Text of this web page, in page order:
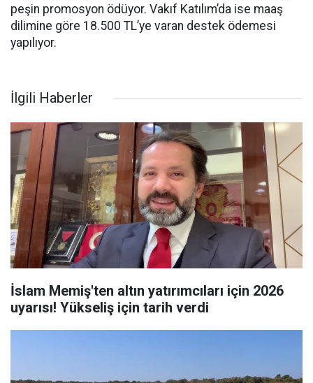
peşin promosyon ödüyor. Vakıf Katılım’da ise maaş
dilimine göre 18.500 TL’ye varan destek ödemesi
yapılıyor.
İlgili Haberler
İslam Memiş'ten altın yatırımcıları için 2026
uyarısı! Yükseliş için tarih verdi